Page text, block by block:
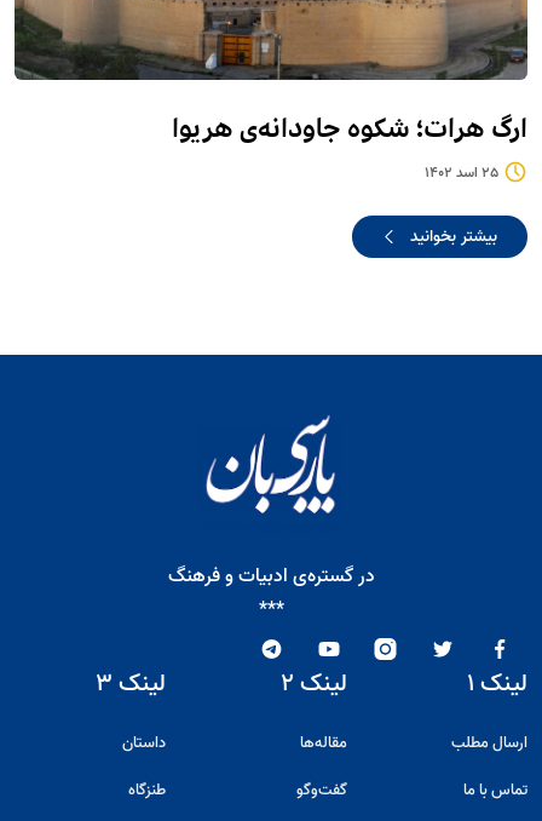
ارگ هرات؛ شکوه جاودانه‌ی هریوا
25 اسد 1402
بیشتر بخوانید
در گستره‌ی ادبیات و فرهنگ
***
لینک ۱
ارسال مطلب
تماس با ما
لینک ۲
مقاله‌ها
گفت‌و‌گو
لینک ۳
داستان
طنزگاه